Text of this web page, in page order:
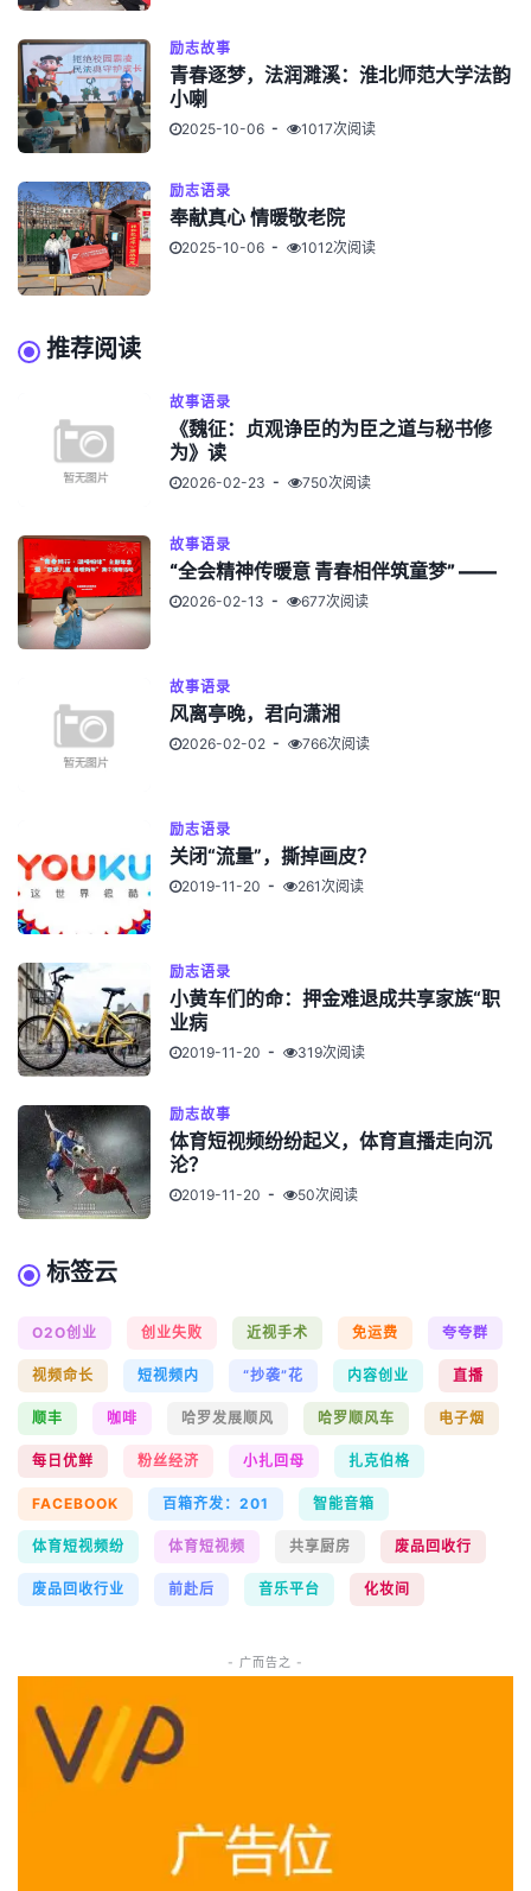
励志故事
青春逐梦，法润濉溪：淮北师范大学法韵
小喇
2025-10-06 1017次阅读
励志语录
奉献真心 情暖敬老院
2025-10-06 1012次阅读
推荐阅读
故事语录
《魏征：贞观诤臣的为臣之道与秘书修
为》读
2026-02-23 750次阅读
故事语录
“全会精神传暖意 青春相伴筑童梦” ——
2026-02-13 677次阅读
故事语录
风离亭晚，君向潇湘
2026-02-02 766次阅读
励志语录
关闭“流量”，撕掉画皮？
2019-11-20 261次阅读
励志语录
小黄车们的命：押金难退成共享家族“职
业病
2019-11-20 319次阅读
励志故事
体育短视频纷纷起义，体育直播走向沉
沦？
2019-11-20 50次阅读
标签云
O2O创业 创业失败 近视手术 免运费 夸夸群
视频命长 短视频内 “抄袭”花 内容创业 直播
顺丰 咖啡 哈罗发展顺风 哈罗顺风车 电子烟
每日优鲜 粉丝经济 小扎回母 扎克伯格
FACEBOOK 百箱齐发：201 智能音箱
体育短视频纷 体育短视频 共享厨房 废品回收行
废品回收行业 前赴后 音乐平台 化妆间
- 广而告之 -